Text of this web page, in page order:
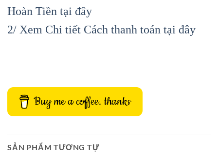
Hoàn Tiền tại đây
2/ Xem Chi tiết Cách thanh toán tại đây
Buy me a coffee. thanks
SẢN PHẨM TƯƠNG TỰ